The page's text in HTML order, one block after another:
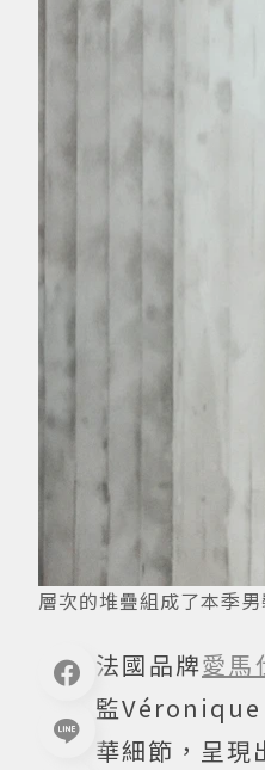
層次的堆疊組成了本季
法國品牌愛馬
監Véronique
華細節，呈現